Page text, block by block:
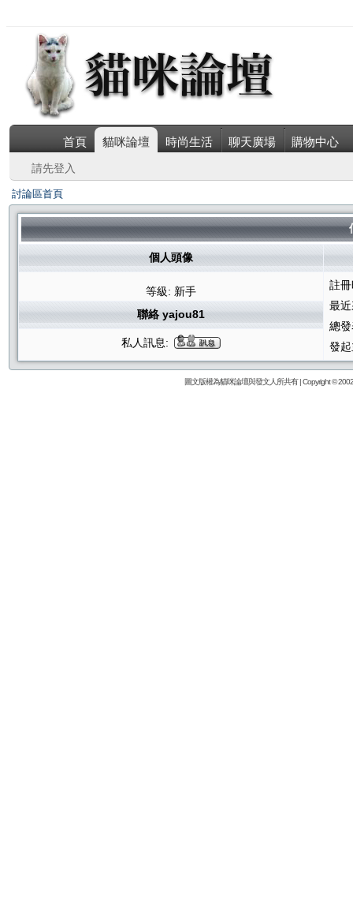
首頁 貓咪論壇 時尚生活 聊天廣場 購物中心
請先登入
討論區首頁
個人頭像
等級: 新手
註
最
總
發
聯絡 yajou81
私人訊息:
圖文版權為貓咪論壇與發文人所共有 | Copyright ©